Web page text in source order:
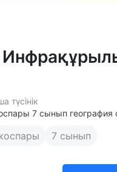
түсінік
7 сынып география
7 сынып